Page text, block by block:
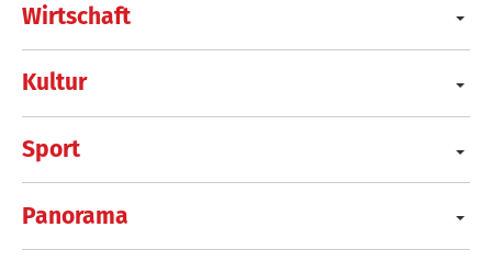
Wirtschaft
Kultur
Sport
Panorama